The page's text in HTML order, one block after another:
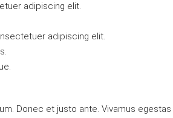
adipiscing elit.
adipiscing elit.
Donec et justo ante. Vivamus